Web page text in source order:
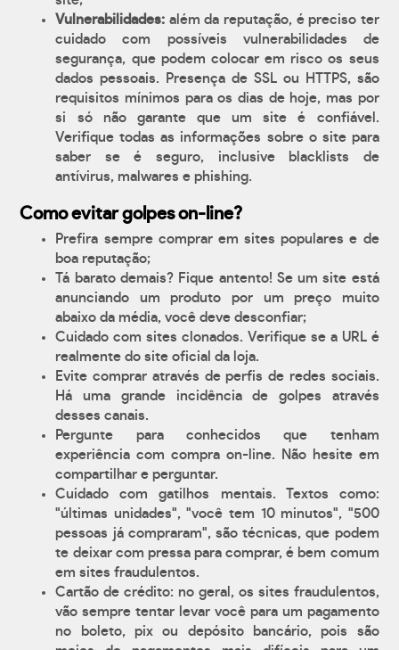
Vulnerabilidades: além da reputação, é preciso ter
cuidado com possíveis vulnerabilidades de
segurança, que podem colocar em risco os seus
dados pessoais. Presença de SSL ou HTTPS, são
requisitos mínimos para os dias de hoje, mas por
si só não garante que um site é confiável.
Verifique todas as informações sobre o site para
saber se é seguro, inclusive blacklists de
antívirus, malwares e phishing.
Como evitar golpes on-line?
Prefira sempre comprar em sites populares e de
boa reputação;
Tá barato demais? Fique antento! Se um site está
anunciando um produto por um preço muito
abaixo da média, você deve desconfiar;
Cuidado com sites clonados. Verifique se a URL é
realmente do site oficial da loja.
Evite comprar através de perfis de redes sociais.
Há uma grande incidência de golpes através
desses canais.
Pergunte para conhecidos que tenham
experiência com compra on-line. Não hesite em
compartilhar e perguntar.
Cuidado com gatilhos mentais. Textos como:
"últimas unidades", "você tem 10 minutos", "500
pessoas já compraram", são técnicas, que podem
te deixar com pressa para comprar, é bem comum
em sites fraudulentos.
Cartão de crédito: no geral, os sites fraudulentos,
vão sempre tentar levar você para um pagamento
no boleto, pix ou depósito bancário, pois são